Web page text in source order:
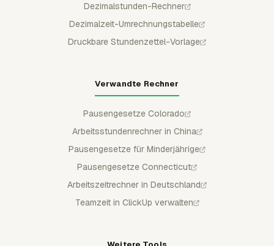
Dezimalstunden-Rechner
Dezimalzeit-Umrechnungstabelle
Druckbare Stundenzettel-Vorlage
Verwandte Rechner
Pausengesetze Colorado
Arbeitsstundenrechner in China
Pausengesetze für Minderjährige
Pausengesetze Connecticut
Arbeitszeitrechner in Deutschland
Teamzeit in ClickUp verwalten